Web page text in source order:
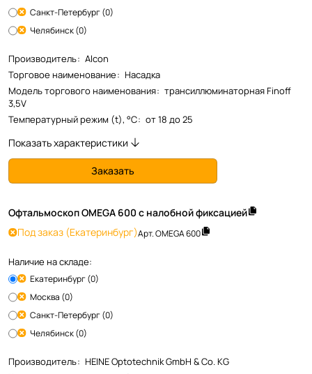
Санкт-Петербург (0)
Челябинск (0)
Производитель: Alcon
Торговое наименование: Насадка
Модель торгового наименования: трансиллюминаторная Finoff
3,5V
Температурный режим (t), °С: от 18 до 25
Показать характеристики
Заказать
Офтальмоскоп OMEGA 600 с налобной фиксацией
Под заказ (Екатеринбург)Арт.OMEGA 600
Наличие на складе:
Екатеринбург (0)
Москва (0)
Санкт-Петербург (0)
Челябинск (0)
Производитель: HEINE Optotechnik GmbH & Co. KG